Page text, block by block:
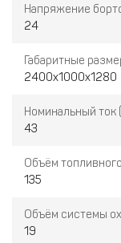
Напряжение
24
Габаритные
2400х1000х1280
Номинальный ток
43
Объём
135
Объём системы
19